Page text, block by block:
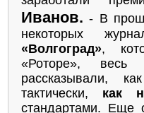
Иванов. - В
некоторых
«Волгоград»,
«Роторе», весь
рассказывали,
тактически, как
стандартами. Еще